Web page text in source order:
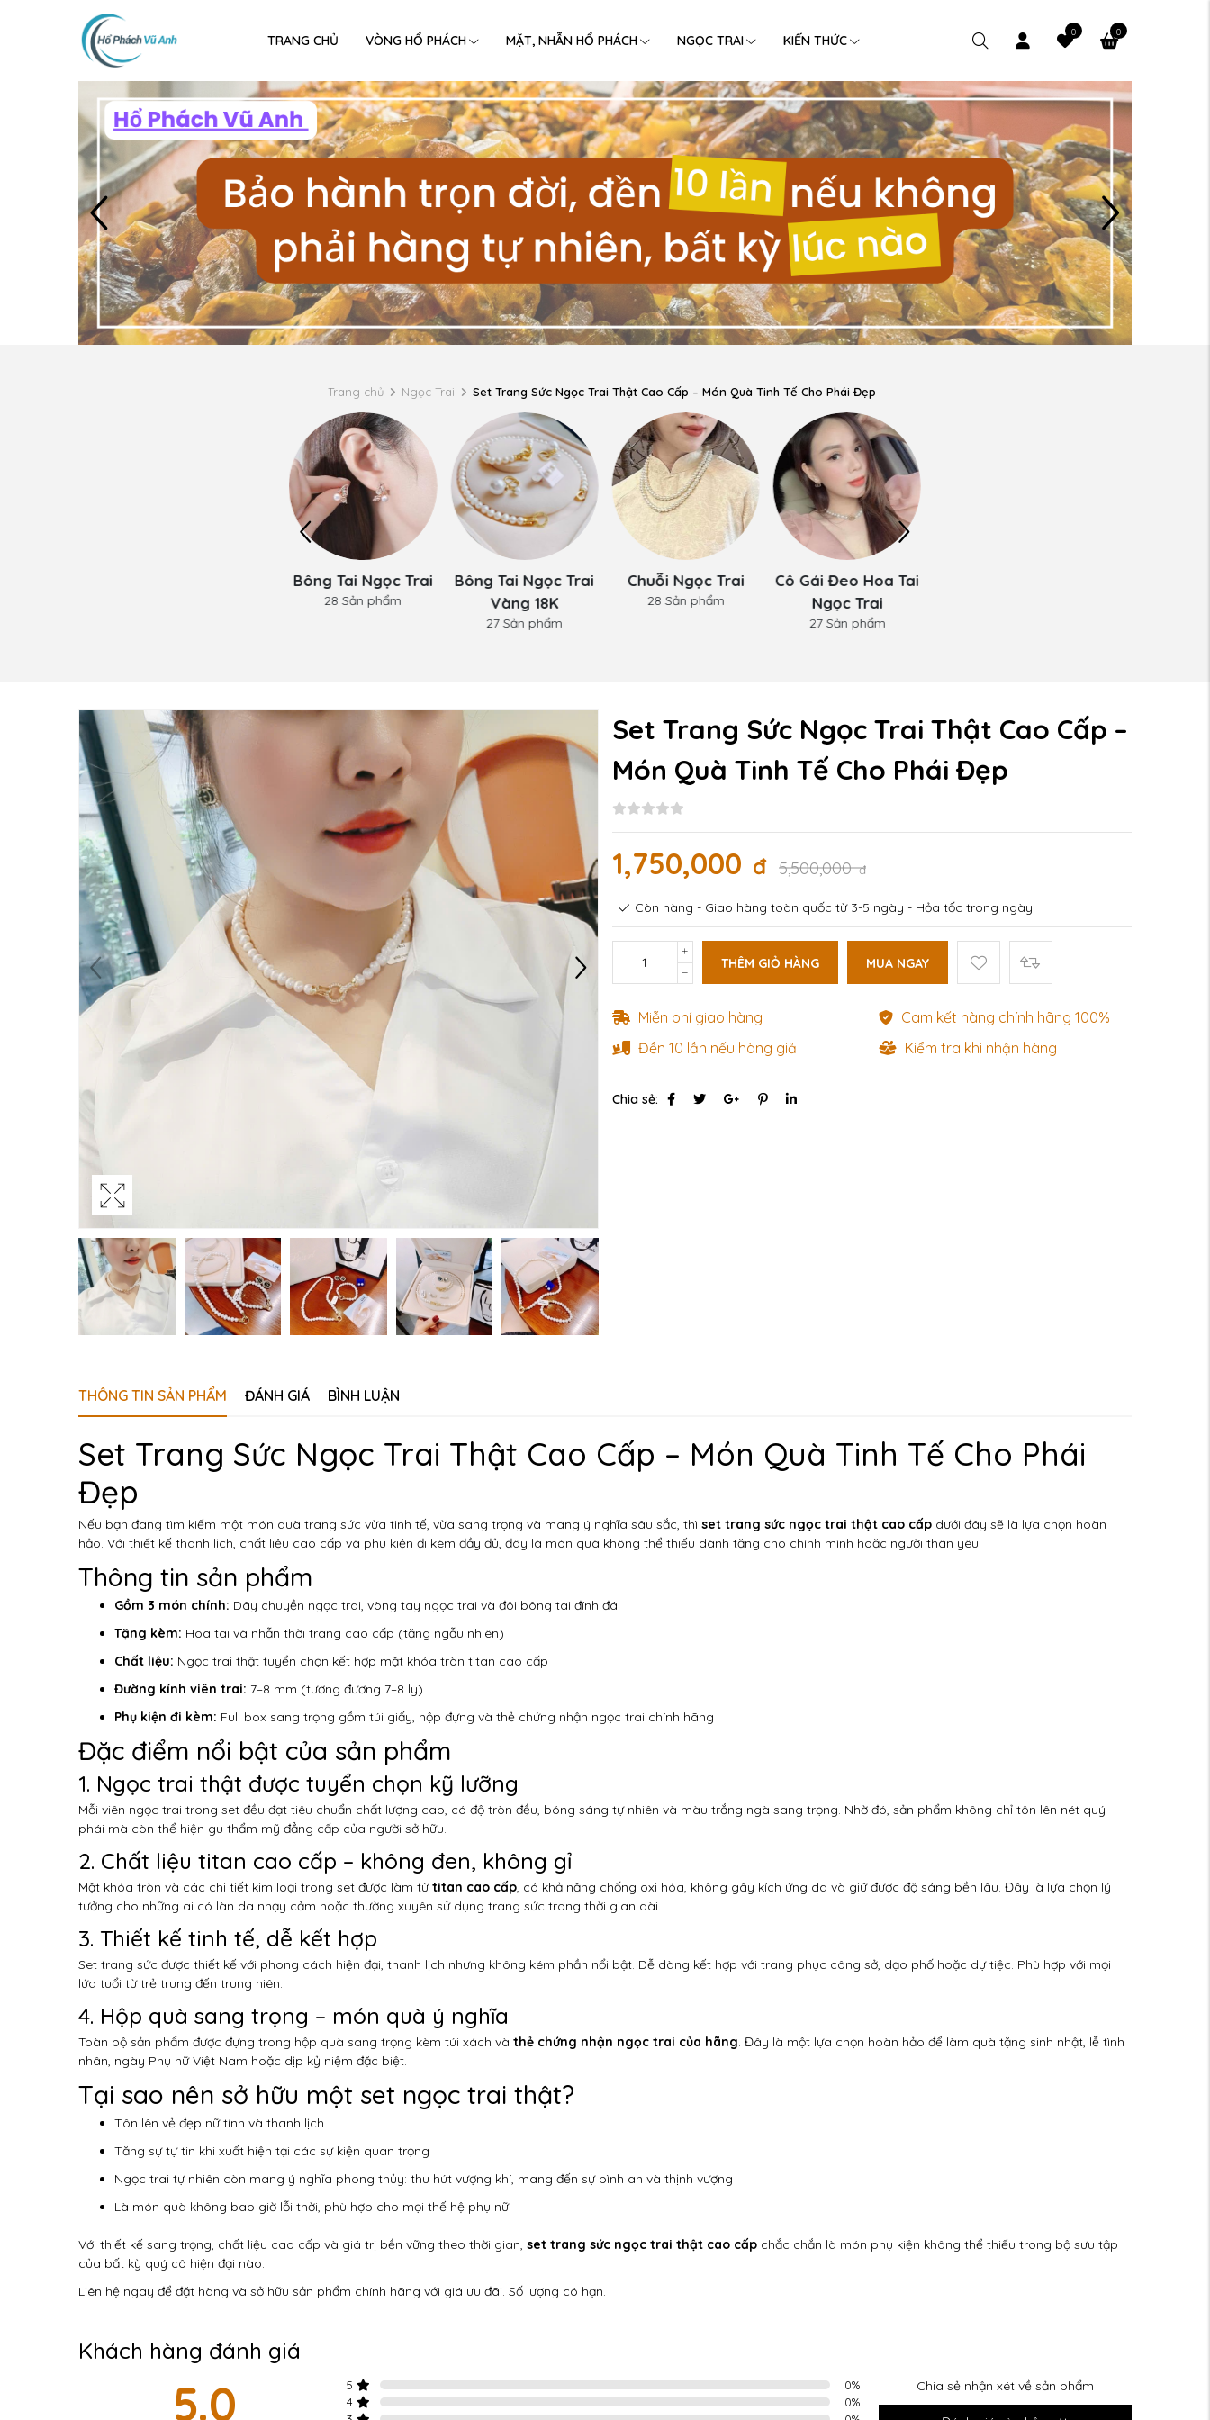
TRANG CHỦ VÒNG HỔ PHÁCH MẶT, NHẪN HỔ PHÁCH NGỌC TRAI KIẾN THỨC
0
0
Trang chủ Ngọc Trai Set Trang Sức Ngọc Trai Thật Cao Cấp – Món Quà Tinh Tế Cho Phái Đẹp
Bông Tai Ngọc Trai
28 Sản phẩm
Bông Tai Ngọc Trai
Vàng 18K
27 Sản phẩm
Chuỗi Ngọc Trai
28 Sản phẩm
Cô Gái Đeo Hoa Tai
Ngọc Trai
27 Sản phẩm
Set Trang Sức Ngọc Trai Thật Cao Cấp –
Món Quà Tinh Tế Cho Phái Đẹp
1,750,000 đ 5,500,000đ
Còn hàng - Giao hàng toàn quốc từ 3-5 ngày - Hỏa tốc trong ngày
THÊM GIỎ HÀNG MUA NGAY
Miễn phí giao hàng
Cam kết hàng chính hãng 100%
Đền 10 lần nếu hàng giả
Kiểm tra khi nhận hàng
Chia sẻ:
THÔNG TIN SẢN PHẨM ĐÁNH GIÁ BÌNH LUẬN
Set Trang Sức Ngọc Trai Thật Cao Cấp – Món Quà Tinh Tế Cho Phái
Đẹp
Nếu bạn đang tìm kiếm một món quà trang sức vừa tinh tế, vừa sang trọng và mang ý nghĩa sâu sắc, thì set trang sức ngọc trai thật cao cấp dưới đây sẽ là lựa chọn hoàn
hảo. Với thiết kế thanh lịch, chất liệu cao cấp và phụ kiện đi kèm đầy đủ, đây là món quà không thể thiếu dành tặng cho chính mình hoặc người thân yêu.
Thông tin sản phẩm
Gồm 3 món chính: Dây chuyền ngọc trai, vòng tay ngọc trai và đôi bông tai đính đá
Tặng kèm: Hoa tai và nhẫn thời trang cao cấp (tặng ngẫu nhiên)
Chất liệu: Ngọc trai thật tuyển chọn kết hợp mặt khóa tròn titan cao cấp
Đường kính viên trai: 7–8 mm (tương đương 7–8 ly)
Phụ kiện đi kèm: Full box sang trọng gồm túi giấy, hộp đựng và thẻ chứng nhận ngọc trai chính hãng
Đặc điểm nổi bật của sản phẩm
1. Ngọc trai thật được tuyển chọn kỹ lưỡng
Mỗi viên ngọc trai trong set đều đạt tiêu chuẩn chất lượng cao, có độ tròn đều, bóng sáng tự nhiên và màu trắng ngà sang trọng. Nhờ đó, sản phẩm không chỉ tôn lên nét quý
phái mà còn thể hiện gu thẩm mỹ đẳng cấp của người sở hữu.
2. Chất liệu titan cao cấp – không đen, không gỉ
Mặt khóa tròn và các chi tiết kim loại trong set được làm từtitan cao cấp, có khả năng chống oxi hóa, không gây kích ứng da và giữ được độ sáng bền lâu. Đây là lựa chọn lý
tưởng cho những ai có làn da nhạy cảm hoặc thường xuyên sử dụng trang sức trong thời gian dài.
3. Thiết kế tinh tế, dễ kết hợp
Set trang sức được thiết kế với phong cách hiện đại, thanh lịch nhưng không kém phần nổi bật. Dễ dàng kết hợp với trang phục công sở, dạo phố hoặc dự tiệc. Phù hợp với mọi
lứa tuổi từ trẻ trung đến trung niên.
4. Hộp quà sang trọng – món quà ý nghĩa
Toàn bộ sản phẩm được đựng trong hộp quà sang trọng kèm túi xách và thẻ chứng nhận ngọc trai của hãng. Đây là một lựa chọn hoàn hảo để làm quà tặng sinh nhật, lễ tình
nhân, ngày Phụ nữ Việt Nam hoặc dịp kỷ niệm đặc biệt.
Tại sao nên sở hữu một set ngọc trai thật?
Tôn lên vẻ đẹp nữ tính và thanh lịch
Tăng sự tự tin khi xuất hiện tại các sự kiện quan trọng
Ngọc trai tự nhiên còn mang ý nghĩa phong thủy: thu hút vượng khí, mang đến sự bình an và thịnh vượng
Là món quà không bao giờ lỗi thời, phù hợp cho mọi thế hệ phụ nữ
Với thiết kế sang trọng, chất liệu cao cấp và giá trị bền vững theo thời gian, set trang sức ngọc trai thật cao cấp chắc chắn là món phụ kiện không thể thiếu trong bộ sưu tập
của bất kỳ quý cô hiện đại nào.
Liên hệ ngay để đặt hàng và sở hữu sản phẩm chính hãng với giá ưu đãi. Số lượng có hạn.
Khách hàng đánh giá
5.0 5 0%
4
0%
Chia sẻ nhận xét về sản phẩm